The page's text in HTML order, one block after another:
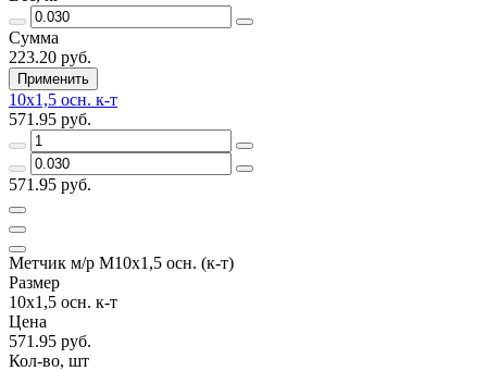
Сумма
223.20 руб.
Применить
10х1,5 осн. к-т
571.95 руб.
571.95 руб.
Метчик м/р М10х1,5 осн. (к-т)
Размер
10х1,5 осн. к-т
Цена
571.95 руб.
Кол-во, шт